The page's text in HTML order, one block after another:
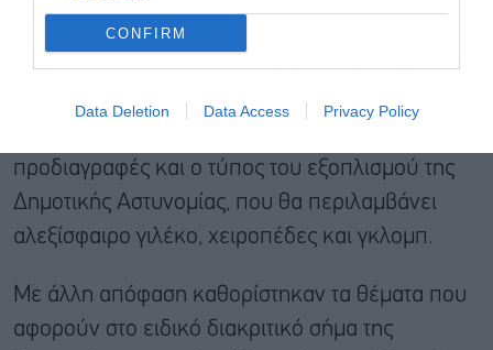
CONFIRM
Data Deletion Data Access Privacy Policy
Με κοινή απόφαση των υπουργών Εσωτερικών
Θοδωρή Λιβάνιου και Προστασίας του Πολίτη
προδιαγραφές και ο τύπος του εξοπλισμού της
Δημοτικής Αστυνομίας, που θα περιλαμβάνει
αλεξίσφαιρο γιλέκο, χειροπέδες και γκλομπ.
Με άλλη απόφαση καθορίστηκαν τα θέματα που
αφορούν στο ειδικό διακριτικό σήμα της